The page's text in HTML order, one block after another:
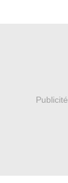
Publicité